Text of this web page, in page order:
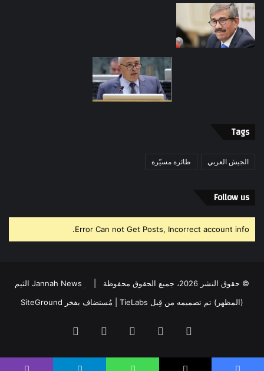
Tags
الجيش العربي طائرة مسيّرة
Follow us
Error Can not Get Posts, Incorrect account info.
© حقوق النشر 2026، جميع الحقوق محفوظة |
Jannah News الثيم
(المظهر) تم تصميمه من قِبل TieLabs
| مُستضاف بفخر SiteGround
فيسبوك ‫YouTubeانستقرام